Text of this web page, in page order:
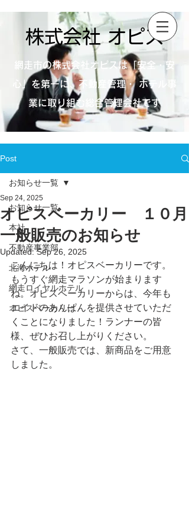
株式会社 オピス
網走市の株式会社オピスは「安全・安
心」を第一に、不動産管理・ ホテル事
業に取り組む総合管理会社です
Post
お知らせ一覧
本社
不動産事業部
北海ホテル
網走ロイヤルホテル
オピスベーカリー
お知らせ一覧
オピスベーカリー １０月
一般販売のお知らせ
Sep 24, 2025
Updated:Sep 26, 2025
こんにちは！オピスベーカリーです。
もうすぐ網走マラソンが始まります
ね。オピスベーカリーからは、今年も
エイドのあんぱんを提供させていただ
くことになりました！ランナーの皆
様、ぜひお召し上がりください。
さて、一般販売では、新商品をご用意
しました。